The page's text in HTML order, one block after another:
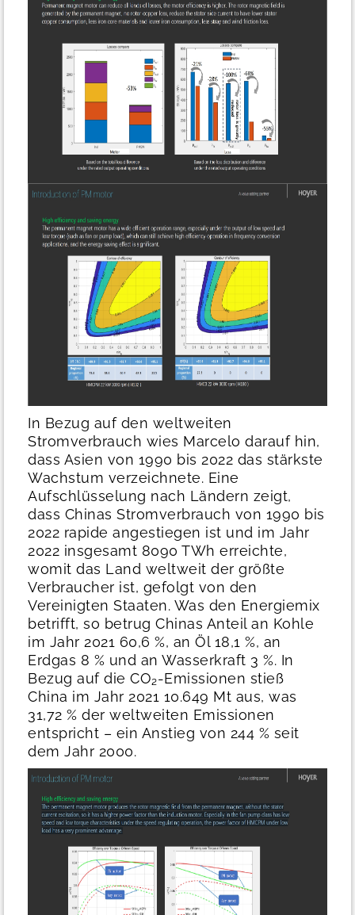
In Bezug auf den weltweiten
Stromverbrauch wies Marcelo darauf hin,
dass Asien von 1990 bis 2022 das stärkste
Wachstum verzeichnete. Eine
Aufschlüsselung nach Ländern zeigt,
dass Chinas Stromverbrauch von 1990 bis
2022 rapide angestiegen ist und im Jahr
2022 insgesamt 8090 TWh erreichte,
womit das Land weltweit der größte
Verbraucher ist, gefolgt von den
Vereinigten Staaten. Was den Energiemix
betrifft, so betrug Chinas Anteil an Kohle
im Jahr 2021 60,6 %, an Öl 18,1 %, an
Erdgas 8 % und an Wasserkraft 3 %. In
Bezug auf die CO₂-Emissionen stieß
China im Jahr 2021 10.649 Mt aus, was
31,72 % der weltweiten Emissionen
entspricht – ein Anstieg von 244 % seit
dem Jahr 2000.